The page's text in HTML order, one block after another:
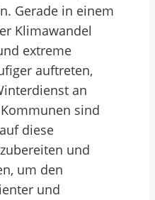
Gerade in einem
Klimawandel
extreme
auftreten,
an
sind
diese
und
um den
und